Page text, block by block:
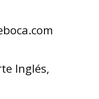
Inglés,